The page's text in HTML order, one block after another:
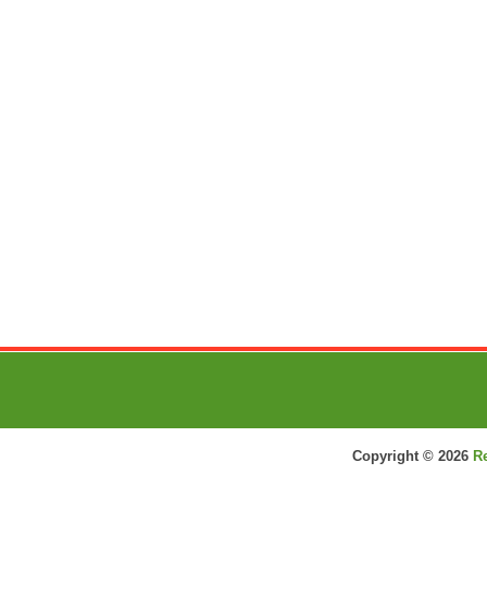
Copyright © 2026